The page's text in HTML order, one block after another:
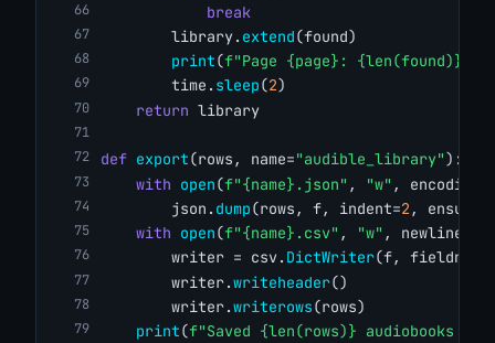
break
        library.
extend(found)
print(f"Page {page}: {len(found)}
        time.
sleep(2)
return library
def export(rows, name="audible_library"):
with open(f"{name}.json" , "w" , encoding=
        json.
dump(rows, f, indent=2 ,
with open(f"{name}.csv" , "w" , newline=
        writer = csv.
DictWriter(f,
        writer.
writeheader()
        writer.
writerows(rows)
print(f"Saved {len(rows)} audiobooks to